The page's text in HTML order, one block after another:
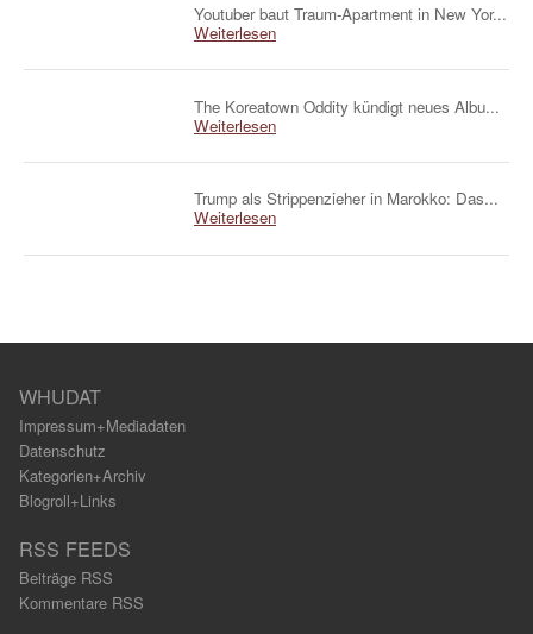
Youtuber baut Traum-Apartment in New Yor...
Weiterlesen
The Koreatown Oddity kündigt neues Albu...
Weiterlesen
Trump als Strippenzieher in Marokko: Das...
Weiterlesen
WHUDAT
Impressum+Mediadaten
Datenschutz
Kategorien+Archiv
Blogroll+Links
RSS FEEDS
Beiträge RSS
Kommentare RSS